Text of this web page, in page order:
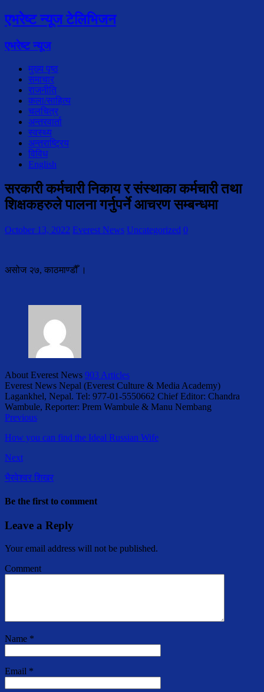
एभरेष्ट न्यूज टेलिभिजन
एभरेष्ट न्यूज
मुख्य पृष्ठ
समाचार
राजनीति
कला/साहित्य
चलचित्र
अन्तरवार्ता
स्वस्थ्य
अन्तराष्ट्रिय
विविध
English
सरकारी कर्मचारी निकाय र संस्थाका कर्मचारी तथा
शिक्षकहरुले पालना गर्नुपर्ने आचरण सम्बन्धमा
October 13, 2022 Everest News Uncategorized 0
असोज २७, काठमाण्डौँ ।
About Everest News 903 Articles
Everest News Nepal (Everest Culture & Media Academy)
Lagankhel, Nepal. Tel: 977-01-5550662 Chief Editor: Chandra
Wambule, Reporter: Prem Wambule & Manu Nembang
Previous
How you can find the Ideal Russian Wife
Next
भैरवेश्वर शिखर
Be the first to comment
Leave a Reply
Your email address will not be published.
Comment
Name *
Email *